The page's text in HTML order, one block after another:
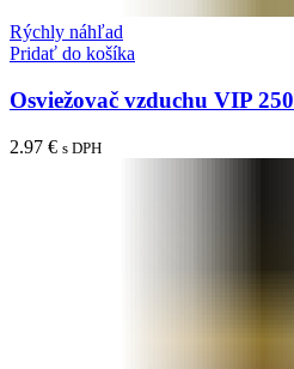
Rýchly náhľad
Pridať do košíka
Osviežovač vzduchu VIP 250
2.97 € s DPH